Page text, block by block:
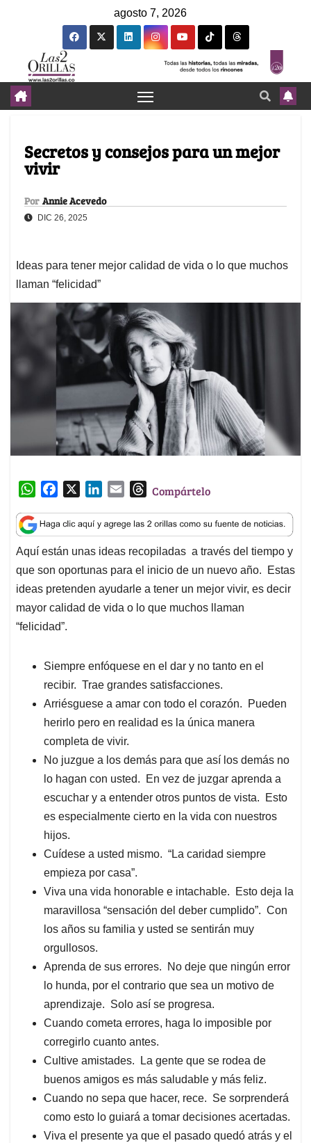
agosto 7, 2026
Secretos y consejos para un mejor
vivir
Por Annie Acevedo
DIC 26, 2025
Ideas para tener mejor calidad de vida o lo que muchos
llaman “felicidad”
W
a
t
s
A
p
p
c
e
b
o
o
k
n
k
e
d
I
n
a
i
l
T
r
e
a
d
s
Compártelo
Aquí están unas ideas recopiladas a través del tiempo y
que son oportunas para el inicio de un nuevo año. Estas
ideas pretenden ayudarle a tener un mejor vivir, es decir
mayor calidad de vida o lo que muchos llaman
“felicidad”.
Siempre enfóquese en el dar y no tanto en el
recibir. Trae grandes satisfacciones.
Arriésguese a amar con todo el corazón. Pueden
herirlo pero en realidad es la única manera
completa de vivir.
No juzgue a los demás para que así los demás no
lo hagan con usted. En vez de juzgar aprenda a
escuchar y a entender otros puntos de vista. Esto
es especialmente cierto en la vida con nuestros
hijos.
Cuídese a usted mismo. “La caridad siempre
empieza por casa”.
Viva una vida honorable e intachable. Esto deja la
maravillosa “sensación del deber cumplido”. Con
los años su familia y usted se sentirán muy
orgullosos.
Aprenda de sus errores. No deje que ningún error
lo hunda, por el contrario que sea un motivo de
aprendizaje. Solo así se progresa.
Cuando cometa errores, haga lo imposible por
corregirlo cuanto antes.
Cultive amistades. La gente que se rodea de
buenos amigos es más saludable y más feliz.
Cuando no sepa que hacer, rece. Se sorprenderá
como esto lo guiará a tomar decisiones acertadas.
Viva el presente ya que el pasado quedó atrás y el